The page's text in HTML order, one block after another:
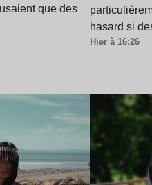
que des
hasard si
Hier à 16:26
Lire l’article